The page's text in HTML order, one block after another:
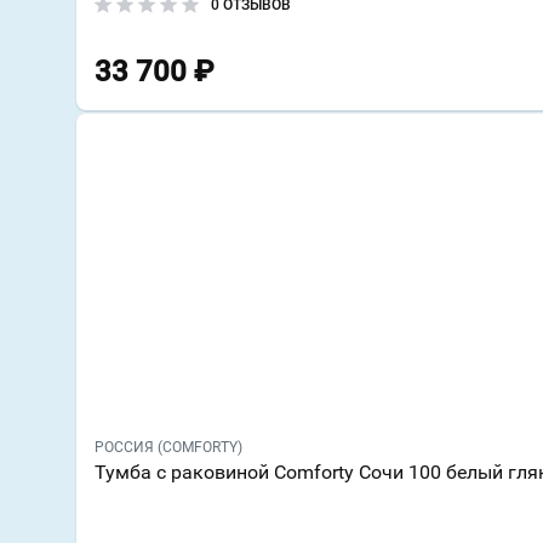
0 ОТЗЫВОВ
33 700 ₽
РОССИЯ (COMFORTY)
Тумба с раковиной Comforty Сочи 100 белый